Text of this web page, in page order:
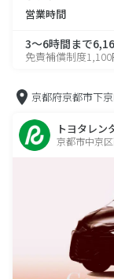
営業時間
3～6時間まで
免責補償制度1,100
京都府京都市下
トヨタレン
京都市中京